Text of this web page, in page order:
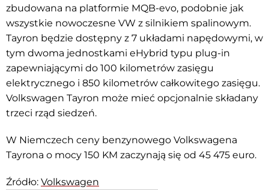
zbudowana na platformie MQB-evo, podobnie jak
wszystkie nowoczesne VW z silnikiem spalinowym.
Tayron będzie dostępny z 7 układami napędowymi, w
tym dwoma jednostkami eHybrid typu plug-in
zapewniającymi do 100 kilometrów zasięgu
elektrycznego i 850 kilometrów całkowitego zasięgu.
Volkswagen Tayron może mieć opcjonalnie składany
trzeci rząd siedzeń.
W Niemczech ceny benzynowego Volkswagena
Tayrona o mocy 150 KM zaczynają się od 45 475 euro.
Źródło: Volkswagen